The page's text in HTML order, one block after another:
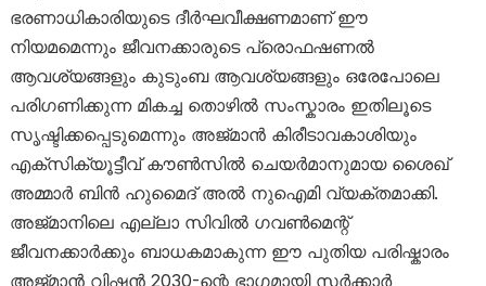
ഭരണാധികാരിയുടെ ദീർഘവീക്ഷണമാണ് ഈ
നിയമമെന്നും ജീവനക്കാരുടെ പ്രൊഫഷണൽ
ആവശ്യങ്ങളും കുടുംബ ആവശ്യങ്ങളും ഒരേപോലെ
പരിഗണിക്കുന്ന മികച്ച തൊഴിൽ സംസ്കാരം ഇതിലൂടെ
സൃഷ്ടിക്കപ്പെടുമെന്നും അജ്മാൻ കിരീടാവകാശിയും
എക്സിക്യൂട്ടീവ് കൗൺസിൽ ചെയർമാനുമായ ശൈഖ്
അമ്മാർ ബിൻ ഹുമൈദ് അൽ നുഐമി വ്യക്തമാക്കി.
അജ്മാനിലെ എല്ലാ സിവിൽ ഗവൺമെന്റ്
ജീവനക്കാർക്കും ബാധകമാകുന്ന ഈ പുതിയ പരിഷ്കാരം
അജ്മാൻ വിഷൻ 2030-ന്റെ ഭാഗമായി സർക്കാർ